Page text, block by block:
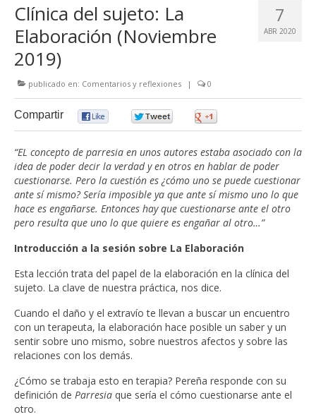
7
ABR 2020
Clínica del sujeto: La
Elaboración (Noviembre
2019)
publicado en: Comentarios y reflexiones | 0
Compartir
“EL concepto de parresia en unos autores estaba asociado con la
idea de poder decir la verdad y en otros en hablar de poder
cuestionarse. Pero la cuestión es ¿cómo uno se puede cuestionar
ante sí mismo? Sería imposible ya que ante sí mismo uno lo que
hace es engañarse. Entonces hay que cuestionarse ante el otro
pero resulta que uno lo que quiere es engañar al otro…”
Introducción a la sesión sobre La Elaboración
Esta lección trata del papel de la elaboración en la clínica del
sujeto. La clave de nuestra práctica, nos dice.
Cuando el daño y el extravío te llevan a buscar un encuentro
con un terapeuta, la elaboración hace posible un saber y un
sentir sobre uno mismo, sobre nuestros afectos y sobre las
relaciones con los demás.
¿Cómo se trabaja esto en terapia? Pereña responde con su
definición de Parresia que sería el cómo cuestionarse ante el
otro.